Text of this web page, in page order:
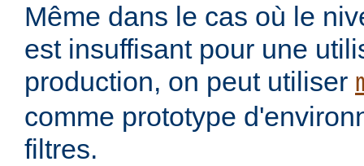
Même dans le cas où le
est insuffisant pour une
production, on peut utiliser
comme prototype
filtres.